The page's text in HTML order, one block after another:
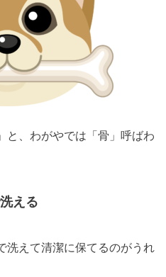
と、わがやでは「骨」呼ばわ
える
洗えて清潔に保てるのがうれ